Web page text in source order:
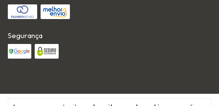
Segurança